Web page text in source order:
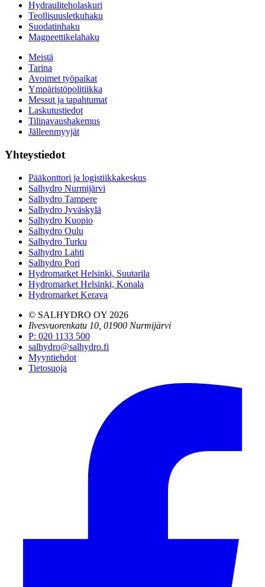
Hydrauliteholaskuri
Teollisuusletkuhaku
Suodatinhaku
Magneettikelahaku
Meistä
Tarina
Avoimet työpaikat
Ympäristöpolitiikka
Messut ja tapahtumat
Laskutustiedot
Tilinavaushakemus
Jälleenmyyjät
Yhteystiedot
Pääkonttori ja logistiikkakeskus
Salhydro Nurmijärvi
Salhydro Tampere
Salhydro Jyväskylä
Salhydro Kuopio
Salhydro Oulu
Salhydro Turku
Salhydro Lahti
Salhydro Pori
Hydromarket Helsinki, Suutarila
Hydromarket Helsinki, Konala
Hydromarket Kerava
© SALHYDRO OY 2026
Ilvesvuorenkatu 10, 01900 Nurmijärvi
P: 020 1133 500
salhydro@salhydro.fi
Myyntiehdot
Tietosuoja